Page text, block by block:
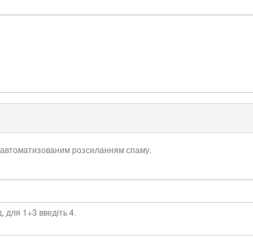
розсиланням спаму.
для 1+3 введіть 4.